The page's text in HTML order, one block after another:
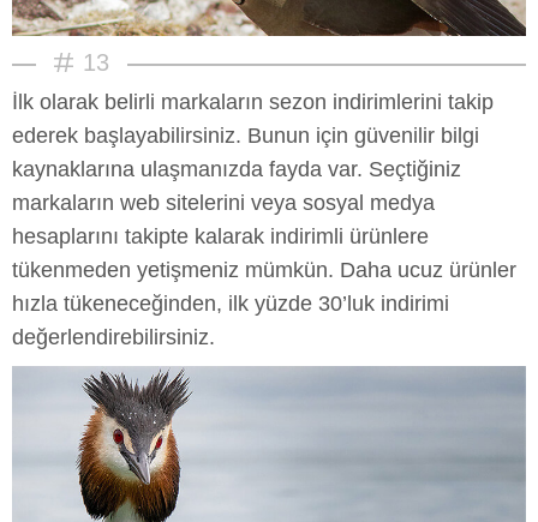
13
İlk olarak belirli markaların sezon indirimlerini takip
ederek başlayabilirsiniz. Bunun için güvenilir bilgi
kaynaklarına ulaşmanızda fayda var. Seçtiğiniz
markaların web sitelerini veya sosyal medya
hesaplarını takipte kalarak indirimli ürünlere
tükenmeden yetişmeniz mümkün. Daha ucuz ürünler
hızla tükeneceğinden, ilk yüzde 30’luk indirimi
değerlendirebilirsiniz.